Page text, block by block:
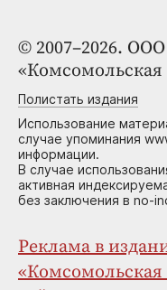
© 2007–2026.
«Комсомольская
Полистать издания
Использование
случае упоминания
информации.
В случае
активная
без заключения в no-
Реклама в
«Комсомольская